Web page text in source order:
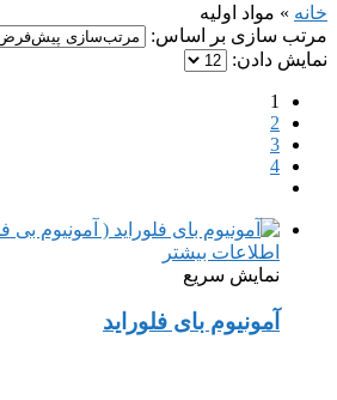
خانه » مواد اولیه
مرتب سازی بر اساس:
نمایش دادن:
1
2
3
4
اطلاعات بیشتر
نمایش سریع
آمونیوم بای فلوراید